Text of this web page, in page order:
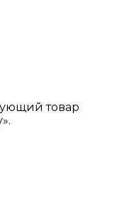
товар